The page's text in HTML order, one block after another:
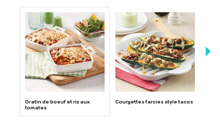
Gratin de boeuf et riz aux
tomates
Courgettes farcies style tacos